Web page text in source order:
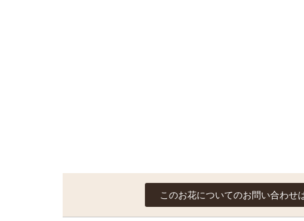
このお花についてのお問い合わせ